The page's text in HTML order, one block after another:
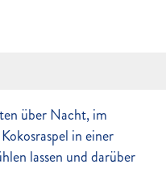
über Nacht, im
in einer
lassen und darüber